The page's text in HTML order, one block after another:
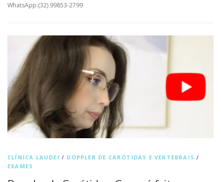
WhatsApp:(32) 99853-2799
CLÍNICA LAUDEI / DOPPLER DE CARÓTIDAS E VERTEBRAIS /
EXAMES